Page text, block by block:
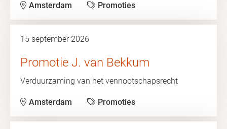
Amsterdam Promoties
15 september 2026
Promotie J. van Bekkum
Verduurzaming van het vennootschapsrecht
Amsterdam Promoties